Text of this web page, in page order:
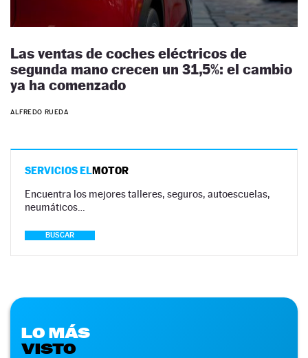
Las ventas de coches eléctricos de
segunda mano crecen un 31,5%: el cambio
ya ha comenzado
ALFREDO RUEDA
SERVICIOS ELMOTOR
Encuentra los mejores talleres, seguros, autoescuelas,
neumáticos…
BUSCAR
LO MÁS
VISTO